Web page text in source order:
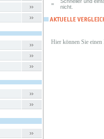
=
nicht.
Hier können Sie